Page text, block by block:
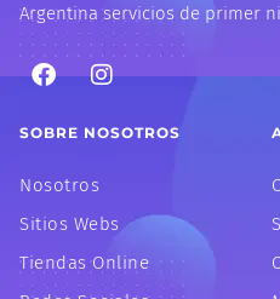
Argentina servicios de primer
F
a
e
o
o
k
I
n
t
r
a
m
SOBRE NOSOTROS
Nosotros
Sitios Webs
Tiendas Online